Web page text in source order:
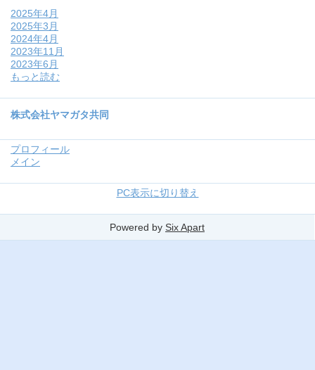
2025年4月
2025年3月
2024年4月
2023年11月
2023年6月
もっと読む
株式会社ヤマガタ共同
プロフィール
メイン
PC表示に切り替え
Powered by Six Apart